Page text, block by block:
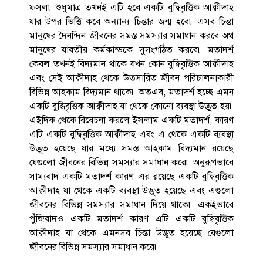
ফসল৷ শুধুমাত্র তখনই এটি হবে একটি বুদ্ধিবৃত্তিক আক্বীদাহ
যার উপর ভিত্তি কবে অন্যান্য চিন্তার জন্ম হবে৷ এসব চিন্তা
মানুষের দৈনন্দিন জীবনের সমস্ত সমস্যার সমাধান করবে অথ
মানুষের যাবতীয় কর্মকান্ডকে সুসংগঠিত করবে৷ মতাদর্শ
কেবল তখনই বিদ্যমান থাকে যখন কোন বুদ্ধিবৃত্তিক আক্বীদাহ
এবং সেই আক্বীদাহ থেকে উত্‍সারিত জীবন পরিচালনাকারী
বিভিন্ন আহকাম বিদ্যমান থাকে৷ অতএব, মতাদর্শ হচ্ছে এমন
একটি বুদ্ধিবৃত্তিক আক্বীদাহ যা থেকে কোনো ব্যবস্থা উদ্ভূত হয়৷
এইদিক থেকে বিবেচনা করলে ইসলাম একটি মতাদর্শ, কারণ
এটি একটি বুদ্ধিবৃত্তিক আক্বীদাহ এবং এ থেকে একটি ব্যবস্থা
উদ্ভূত হয়েছে যার মধ্যে সমস্ত আহকাম বিদ্যমান রয়েছে
যেগুলো জীবনের বিভিন্ন সমস্যার সমাধান করে৷ অনুরূপভাবে
সাম্যবাদ একটি মতাদর্শ কারণ এর রয়েছে একটি বুদ্ধিবৃত্তিক
আক্বীদাহ যা থেকে একটি ব্যবস্থা উদ্ভূত হয়েছে এবং এগুলো
জীবনের বিভিন্ন সমস্যার সমাধান দিয়ে থাকে৷ একইভাবে
পুঁজিবাদও একটি মতাদর্শ কারণ এটি একটি বুদ্ধিবৃত্তিক
আক্বীদাহ যা থেকে এমনসব চিন্তা উদ্ভূত হয়েছে যেগুলো
জীবনের বিভিন্ন সমস্যার সমাধান করে৷